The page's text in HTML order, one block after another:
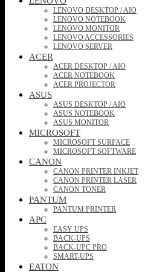
LENOVO DESKTOP / AIO
LENOVO NOTEBOOK
LENOVO MONITOR
LENOVO ACCESSORIES
LENOVO SERVER
ACER
ACER DESKTOP / AIO
ACER NOTEBOOK
ACER PROJECTOR
ASUS
ASUS DESKTOP / AIO
ASUS NOTEBOOK
ASUS MONITOR
MICROSOFT
MICROSOFT SURFACE
MICROSOFT SOFTWARE
CANON
CANON PRINTER INKJET
CANON PRINTER LASER
CANON TONER
PANTUM
PANTUM PRINTER
APC
EASY UPS
BACK-UPS
BACK-UPC PRO
SMART-UPS
EATON